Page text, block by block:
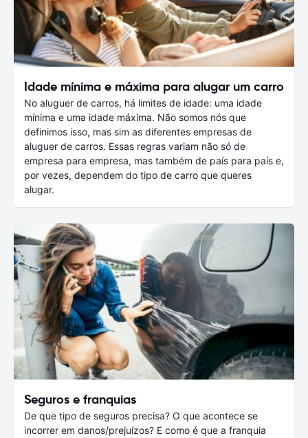
Idade mínima e máxima para alugar um carro
No aluguer de carros, há limites de idade: uma idade
mínima e uma idade máxima. Não somos nós que
definimos isso, mas sim as diferentes empresas de
aluguer de carros. Essas regras variam não só de
empresa para empresa, mas também de país para país e,
por vezes, dependem do tipo de carro que queres
alugar.
Seguros e franquias
De que tipo de seguros precisa? O que acontece se
incorrer em danos/prejuízos? E como é que a franquia